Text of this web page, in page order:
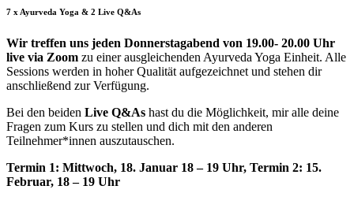
7 x Ayurveda Yoga & 2 Live Q&As
Wir treffen uns jeden Donnerstagabend von 19.00- 20.00 Uhr
live via Zoom zu einer ausgleichenden Ayurveda Yoga Einheit. Alle
Sessions werden in hoher Qualität aufgezeichnet und stehen dir
anschließend zur Verfügung.
Bei den beiden Live Q&As hast du die Möglichkeit, mir alle deine
Fragen zum Kurs zu stellen und dich mit den anderen
Teilnehmer*innen auszutauschen.
Termin 1: Mittwoch, 18. Januar 18 – 19 Uhr, Termin 2: 15.
Februar, 18 – 19 Uhr